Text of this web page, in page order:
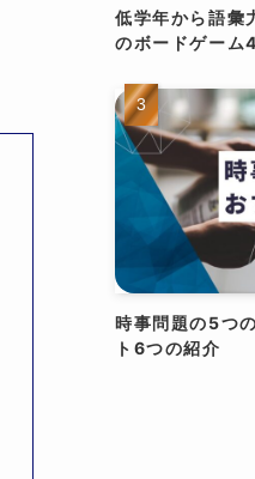
低学年から語彙
のボードゲーム
時事問題の5つ
ト6つの紹介